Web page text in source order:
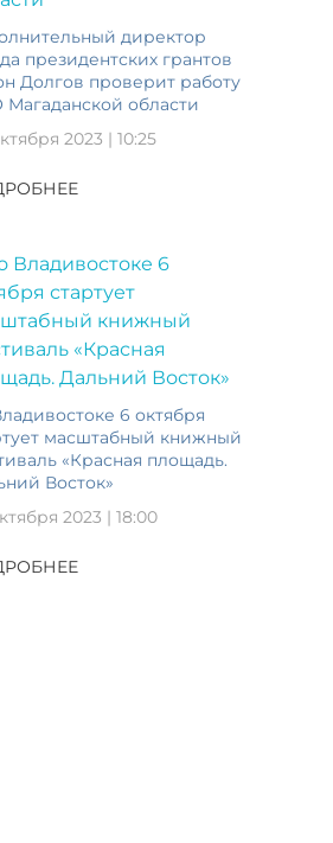
директор
президентских грантов
Долгов проверит работу
области
2023 | 10:25
6 октября
масштабный книжный
«Красная площадь.
Восток»
2023 | 18:00